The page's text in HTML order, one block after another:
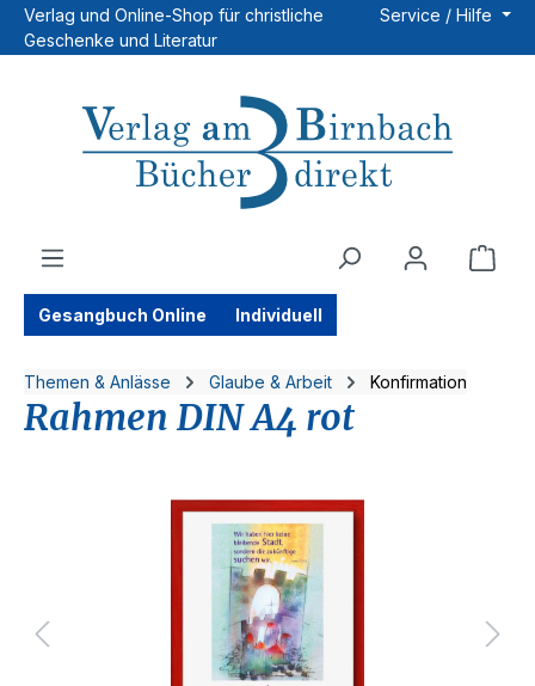
Zum Hauptinhalt springen
Verlag und Online-Shop für christliche
Geschenke und Literatur
Service / Hilfe
Gesangbuch Online Individuell
Themen & Anlässe Glaube & Arbeit Konfirmation
Rahmen DIN A4 rot
Bildergalerie überspringen